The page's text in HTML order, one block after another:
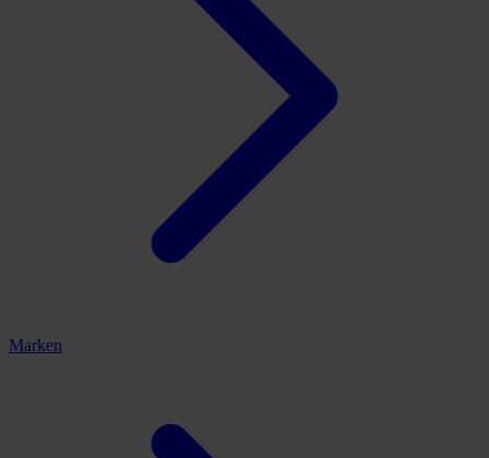
Marken